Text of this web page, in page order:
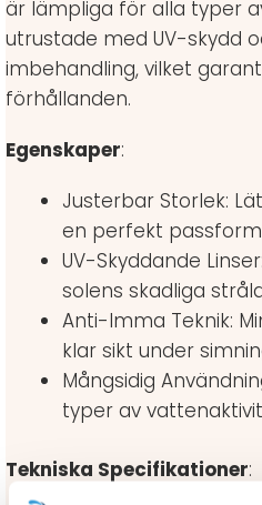
är lämpliga för alla typer
utrustade med UV-skydd
imbehandling, vilket
förhållanden.
Egenskaper:
Justerbar Storlek:
en perfekt
UV-Skyddande
solens skadliga
Anti-Imma Teknik:
klar sikt under
Mångsidig
typer av
Tekniska Specifikationer: